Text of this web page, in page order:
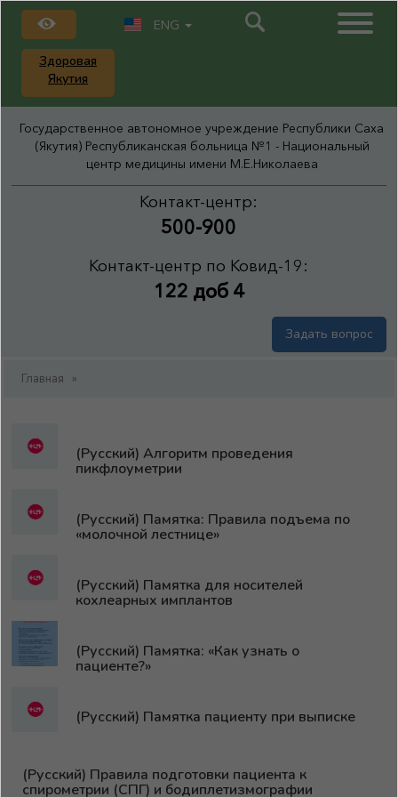
Здоровая
Якутия
ENG
Государственное автономное учреждение Республики Саха
(Якутия) Республиканская больница №1 - Национальный
центр медицины имени М.Е.Николаева
Контакт-центр:
500-900
Контакт-центр по Ковид-19:
122 доб 4
Задать вопрос
Главная »
(Русский) Алгоритм проведения
пикфлоуметрии
(Русский) Памятка: Правила подъема по
«молочной лестнице»
(Русский) Памятка для носителей
кохлеарных имплантов
(Русский) Памятка: «Как узнать о
пациенте?»
(Русский) Памятка пациенту при выписке
(Русский) Правила подготовки пациента к
спирометрии (СПГ) и бодиплетизмографии